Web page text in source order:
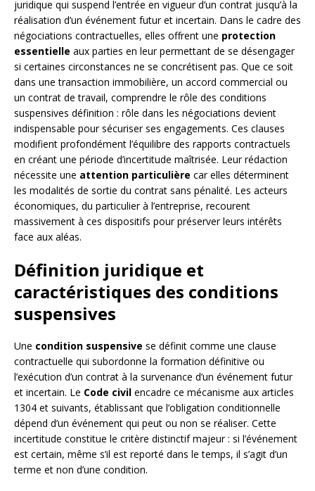
juridique qui suspend l’entrée en vigueur d’un contrat jusqu’à la
réalisation d’un événement futur et incertain. Dans le cadre des
négociations contractuelles, elles offrent une protection
essentielle aux parties en leur permettant de se désengager
si certaines circonstances ne se concrétisent pas. Que ce soit
dans une transaction immobilière, un accord commercial ou
un contrat de travail, comprendre le rôle des conditions
suspensives définition : rôle dans les négociations devient
indispensable pour sécuriser ses engagements. Ces clauses
modifient profondément l’équilibre des rapports contractuels
en créant une période d’incertitude maîtrisée. Leur rédaction
nécessite une attention particulière car elles déterminent
les modalités de sortie du contrat sans pénalité. Les acteurs
économiques, du particulier à l’entreprise, recourent
massivement à ces dispositifs pour préserver leurs intérêts
face aux aléas.
Définition juridique et
caractéristiques des conditions
suspensives
Une condition suspensive se définit comme une clause
contractuelle qui subordonne la formation définitive ou
l’exécution d’un contrat à la survenance d’un événement futur
et incertain. Le Code civil encadre ce mécanisme aux articles
1304 et suivants, établissant que l’obligation conditionnelle
dépend d’un événement qui peut ou non se réaliser. Cette
incertitude constitue le critère distinctif majeur : si l’événement
est certain, même s’il est reporté dans le temps, il s’agit d’un
terme et non d’une condition.